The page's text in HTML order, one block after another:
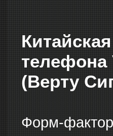
телефона
(Верту
Форм-